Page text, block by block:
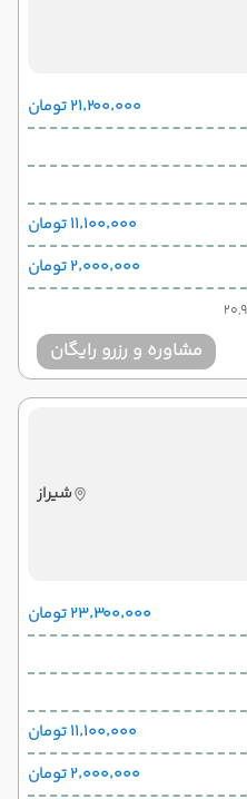
۲۱٬۲۰۰٬۰۰۰ تومان
۱۱٬۱۰۰٬۰۰۰ تومان
۲٬۰۰۰٬۰۰۰ تومان
مشاوره و رزرو رایگان
شیراز
۲۳٬۳۰۰٬۰۰۰ تومان
۱۱٬۱۰۰٬۰۰۰ تومان
۲٬۰۰۰٬۰۰۰ تومان